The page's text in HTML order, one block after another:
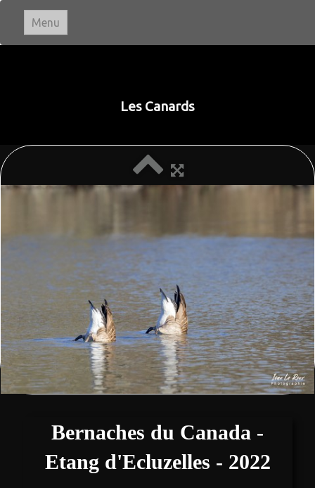
Menu
Macro & Proxi
Fleurs
Sports
Expositions, Concours et Presse
Les Canards
Bernaches du Canada -
Etang d'Ecluzelles - 2022